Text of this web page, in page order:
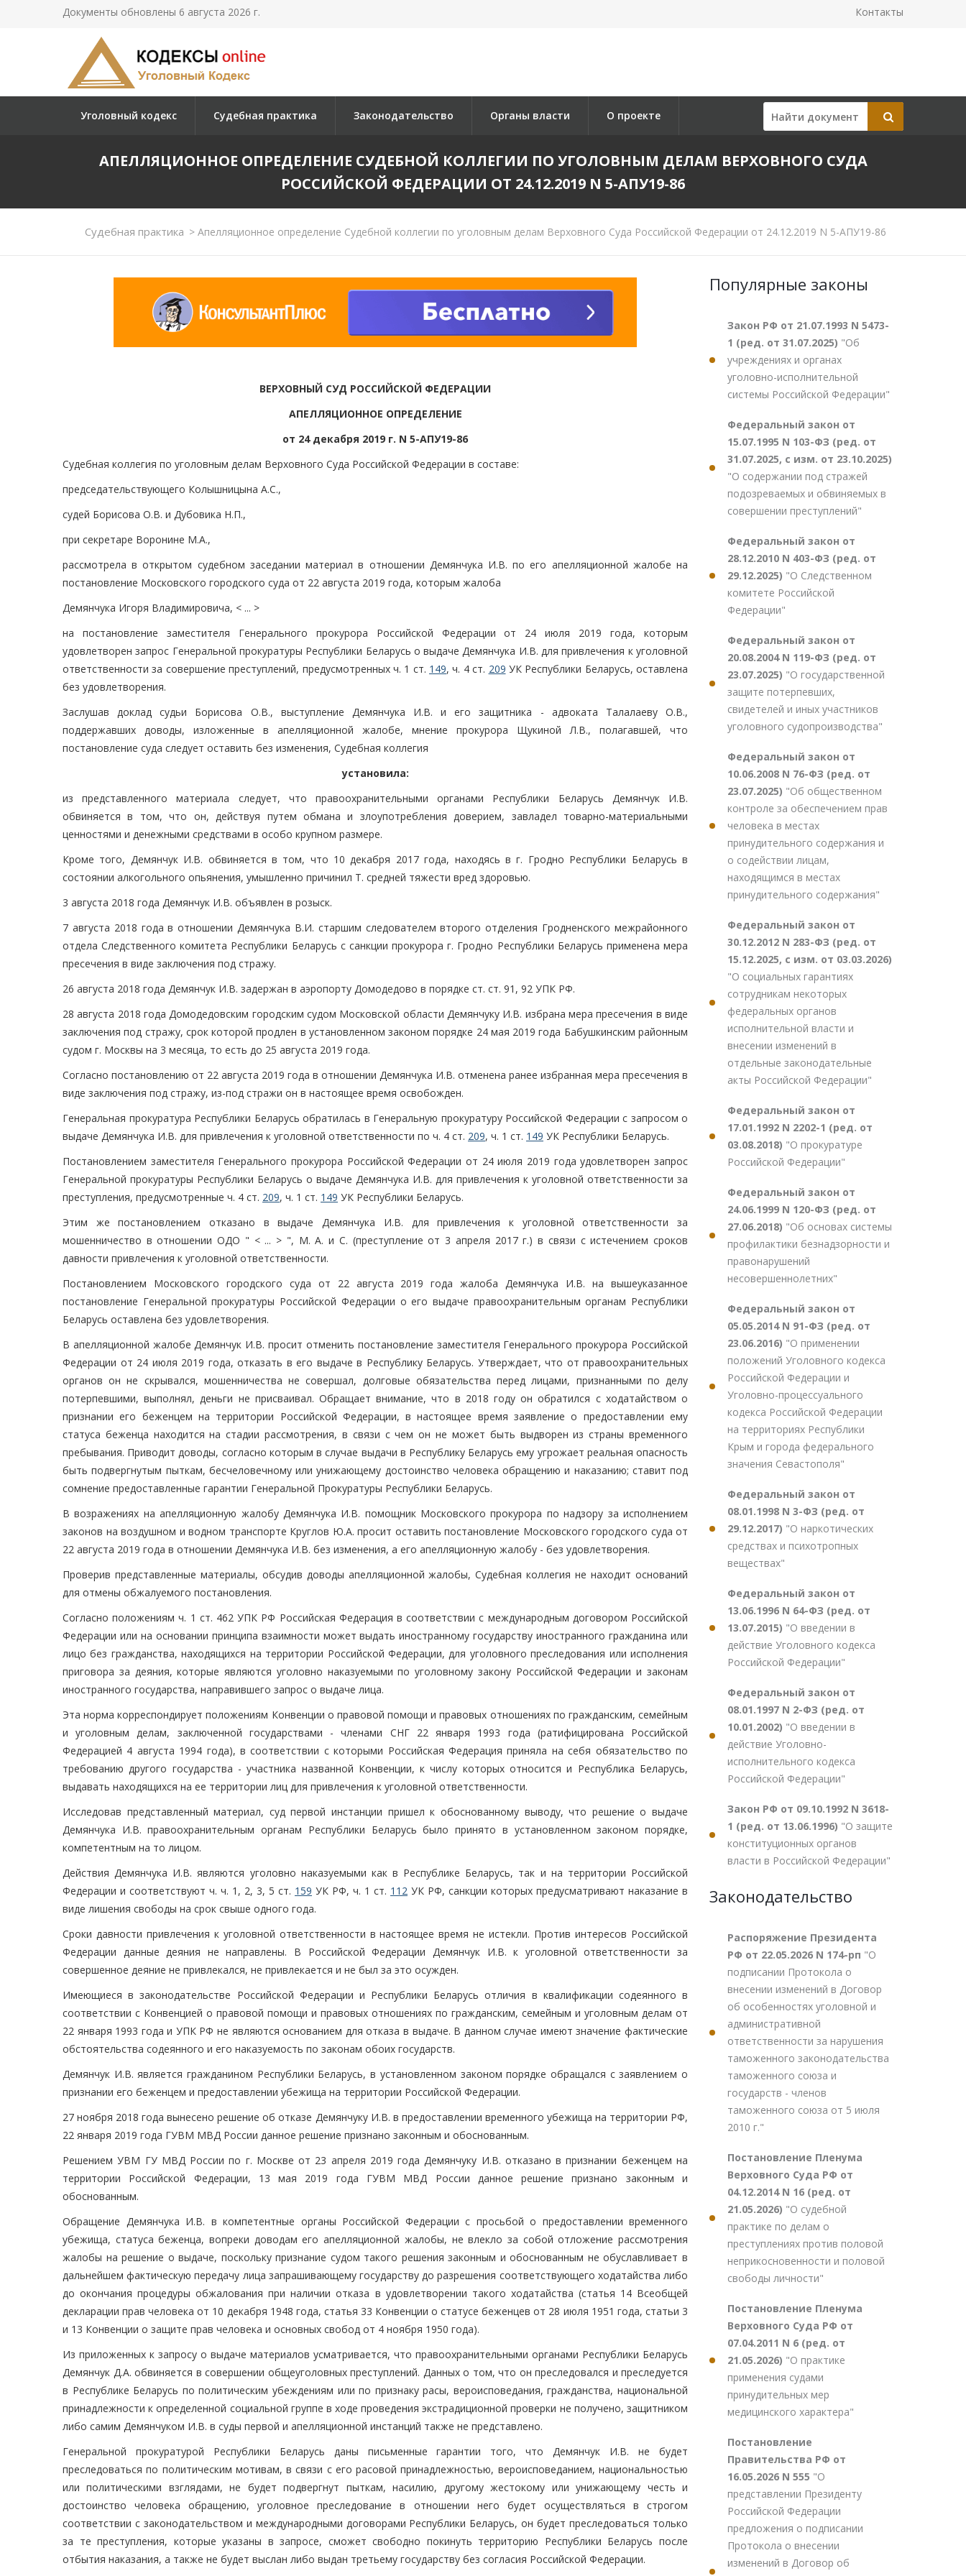
Документы обновлены 6 августа 2026 г. Контакты
Уголовный кодекс Судебная практика Законодательство Органы власти О проекте
АПЕЛЛЯЦИОННОЕ ОПРЕДЕЛЕНИЕ СУДЕБНОЙ КОЛЛЕГИИ ПО УГОЛОВНЫМ ДЕЛАМ ВЕРХОВНОГО СУДА
РОССИЙСКОЙ ФЕДЕРАЦИИ ОТ 24.12.2019 N 5-АПУ19-86
Судебная практика > Апелляционное определение Судебной коллегии по уголовным делам Верховного Суда Российской Федерации от 24.12.2019 N 5-АПУ19-86
ВЕРХОВНЫЙ СУД РОССИЙСКОЙ ФЕДЕРАЦИИ
АПЕЛЛЯЦИОННОЕ ОПРЕДЕЛЕНИЕ
от 24 декабря 2019 г. N 5-АПУ19-86
Судебная коллегия по уголовным делам Верховного Суда Российской Федерации в составе:
председательствующего Колышницына А.С.,
судей Борисова О.В. и Дубовика Н.П.,
при секретаре Воронине М.А.,
рассмотрела в открытом судебном заседании материал в отношении Демянчука И.В. по его апелляционной жалобе на
постановление Московского городского суда от 22 августа 2019 года, которым жалоба
Демянчука Игоря Владимировича, < ... >
на постановление заместителя Генерального прокурора Российской Федерации от 24 июля 2019 года, которым
удовлетворен запрос Генеральной прокуратуры Республики Беларусь о выдаче Демянчука И.В. для привлечения к уголовной
ответственности за совершение преступлений, предусмотренных ч. 1 ст. 149, ч. 4 ст. 209 УК Республики Беларусь, оставлена
без удовлетворения.
Заслушав доклад судьи Борисова О.В., выступление Демянчука И.В. и его защитника - адвоката Талалаеву О.В.,
поддержавших доводы, изложенные в апелляционной жалобе, мнение прокурора Щукиной Л.В., полагавшей, что
постановление суда следует оставить без изменения, Судебная коллегия
установила:
из представленного материала следует, что правоохранительными органами Республики Беларусь Демянчук И.В.
обвиняется в том, что он, действуя путем обмана и злоупотребления доверием, завладел товарно-материальными
ценностями и денежными средствами в особо крупном размере.
Кроме того, Демянчук И.В. обвиняется в том, что 10 декабря 2017 года, находясь в г. Гродно Республики Беларусь в
состоянии алкогольного опьянения, умышленно причинил Т. средней тяжести вред здоровью.
3 августа 2018 года Демянчук И.В. объявлен в розыск.
7 августа 2018 года в отношении Демянчука В.И. старшим следователем второго отделения Гродненского межрайонного
отдела Следственного комитета Республики Беларусь с санкции прокурора г. Гродно Республики Беларусь применена мера
пресечения в виде заключения под стражу.
26 августа 2018 года Демянчук И.В. задержан в аэропорту Домодедово в порядке ст. ст. 91, 92 УПК РФ.
28 августа 2018 года Домодедовским городским судом Московской области Демянчуку И.В. избрана мера пресечения в виде
заключения под стражу, срок которой продлен в установленном законом порядке 24 мая 2019 года Бабушкинским районным
судом г. Москвы на 3 месяца, то есть до 25 августа 2019 года.
Согласно постановлению от 22 августа 2019 года в отношении Демянчука И.В. отменена ранее избранная мера пресечения в
виде заключения под стражу, из-под стражи он в настоящее время освобожден.
Генеральная прокуратура Республики Беларусь обратилась в Генеральную прокуратуру Российской Федерации с запросом о
выдаче Демянчука И.В. для привлечения к уголовной ответственности по ч. 4 ст. 209, ч. 1 ст. 149 УК Республики Беларусь.
Постановлением заместителя Генерального прокурора Российской Федерации от 24 июля 2019 года удовлетворен запрос
Генеральной прокуратуры Республики Беларусь о выдаче Демянчука И.В. для привлечения к уголовной ответственности за
преступления, предусмотренные ч. 4 ст. 209, ч. 1 ст. 149 УК Республики Беларусь.
Этим же постановлением отказано в выдаче Демянчука И.В. для привлечения к уголовной ответственности за
мошенничество в отношении ОДО " < ... > ", М. А. и С. (преступление от 3 апреля 2017 г.) в связи с истечением сроков
давности привлечения к уголовной ответственности.
Постановлением Московского городского суда от 22 августа 2019 года жалоба Демянчука И.В. на вышеуказанное
постановление Генеральной прокуратуры Российской Федерации о его выдаче правоохранительным органам Республики
Беларусь оставлена без удовлетворения.
В апелляционной жалобе Демянчук И.В. просит отменить постановление заместителя Генерального прокурора Российской
Федерации от 24 июля 2019 года, отказать в его выдаче в Республику Беларусь. Утверждает, что от правоохранительных
органов он не скрывался, мошенничества не совершал, долговые обязательства перед лицами, признанными по делу
потерпевшими, выполнял, деньги не присваивал. Обращает внимание, что в 2018 году он обратился с ходатайством о
признании его беженцем на территории Российской Федерации, в настоящее время заявление о предоставлении ему
статуса беженца находится на стадии рассмотрения, в связи с чем он не может быть выдворен из страны временного
пребывания. Приводит доводы, согласно которым в случае выдачи в Республику Беларусь ему угрожает реальная опасность
быть подвергнутым пыткам, бесчеловечному или унижающему достоинство человека обращению и наказанию; ставит под
сомнение предоставленные гарантии Генеральной Прокуратуры Республики Беларусь.
В возражениях на апелляционную жалобу Демянчука И.В. помощник Московского прокурора по надзору за исполнением
законов на воздушном и водном транспорте Круглов Ю.А. просит оставить постановление Московского городского суда от
22 августа 2019 года в отношении Демянчука И.В. без изменения, а его апелляционную жалобу - без удовлетворения.
Проверив представленные материалы, обсудив доводы апелляционной жалобы, Судебная коллегия не находит оснований
для отмены обжалуемого постановления.
Согласно положениям ч. 1 ст. 462 УПК РФ Российская Федерация в соответствии с международным договором Российской
Федерации или на основании принципа взаимности может выдать иностранному государству иностранного гражданина или
лицо без гражданства, находящихся на территории Российской Федерации, для уголовного преследования или исполнения
приговора за деяния, которые являются уголовно наказуемыми по уголовному закону Российской Федерации и законам
иностранного государства, направившего запрос о выдаче лица.
Эта норма корреспондирует положениям Конвенции о правовой помощи и правовых отношениях по гражданским, семейным
и уголовным делам, заключенной государствами - членами СНГ 22 января 1993 года (ратифицирована Российской
Федерацией 4 августа 1994 года), в соответствии с которыми Российская Федерация приняла на себя обязательство по
требованию другого государства - участника названной Конвенции, к числу которых относится и Республика Беларусь,
выдавать находящихся на ее территории лиц для привлечения к уголовной ответственности.
Исследовав представленный материал, суд первой инстанции пришел к обоснованному выводу, что решение о выдаче
Демянчука И.В. правоохранительным органам Республики Беларусь было принято в установленном законом порядке,
компетентным на то лицом.
Действия Демянчука И.В. являются уголовно наказуемыми как в Республике Беларусь, так и на территории Российской
Федерации и соответствуют ч. ч. 1, 2, 3, 5 ст. 159 УК РФ, ч. 1 ст. 112 УК РФ, санкции которых предусматривают наказание в
виде лишения свободы на срок свыше одного года.
Сроки давности привлечения к уголовной ответственности в настоящее время не истекли. Против интересов Российской
Федерации данные деяния не направлены. В Российской Федерации Демянчук И.В. к уголовной ответственности за
совершенное деяние не привлекался, не привлекается и не был за это осужден.
Имеющиеся в законодательстве Российской Федерации и Республики Беларусь отличия в квалификации содеянного в
соответствии с Конвенцией о правовой помощи и правовых отношениях по гражданским, семейным и уголовным делам от
22 января 1993 года и УПК РФ не являются основанием для отказа в выдаче. В данном случае имеют значение фактические
обстоятельства содеянного и его наказуемость по законам обоих государств.
Демянчук И.В. является гражданином Республики Беларусь, в установленном законом порядке обращался с заявлением о
признании его беженцем и предоставлении убежища на территории Российской Федерации.
27 ноября 2018 года вынесено решение об отказе Демянчуку И.В. в предоставлении временного убежища на территории РФ,
22 января 2019 года ГУВМ МВД России данное решение признано законным и обоснованным.
Решением УВМ ГУ МВД России по г. Москве от 23 апреля 2019 года Демянчуку И.В. отказано в признании беженцем на
территории Российской Федерации, 13 мая 2019 года ГУВМ МВД России данное решение признано законным и
обоснованным.
Обращение Демянчука И.В. в компетентные органы Российской Федерации с просьбой о предоставлении временного
убежища, статуса беженца, вопреки доводам его апелляционной жалобы, не влекло за собой отложение рассмотрения
жалобы на решение о выдаче, поскольку признание судом такого решения законным и обоснованным не обуславливает в
дальнейшем фактическую передачу лица запрашивающему государству до разрешения соответствующего ходатайства либо
до окончания процедуры обжалования при наличии отказа в удовлетворении такого ходатайства (статья 14 Всеобщей
декларации прав человека от 10 декабря 1948 года, статья 33 Конвенции о статусе беженцев от 28 июля 1951 года, статьи 3
и 13 Конвенции о защите прав человека и основных свобод от 4 ноября 1950 года).
Из приложенных к запросу о выдаче материалов усматривается, что правоохранительными органами Республики Беларусь
Демянчук Д.А. обвиняется в совершении общеуголовных преступлений. Данных о том, что он преследовался и преследуется
в Республике Беларусь по политическим убеждениям или по признаку расы, вероисповедания, гражданства, национальной
принадлежности к определенной социальной группе в ходе проведения экстрадиционной проверки не получено, защитником
либо самим Демянчуком И.В. в суды первой и апелляционной инстанций также не представлено.
Генеральной прокуратурой Республики Беларусь даны письменные гарантии того, что Демянчук И.В. не будет
преследоваться по политическим мотивам, в связи с его расовой принадлежностью, вероисповеданием, национальностью
или политическими взглядами, не будет подвергнут пыткам, насилию, другому жестокому или унижающему честь и
достоинство человека обращению, уголовное преследование в отношении него будет осуществляться в строгом
соответствии с законодательством и международными договорами Республики Беларусь, он будет преследоваться только
за те преступления, которые указаны в запросе, сможет свободно покинуть территорию Республики Беларусь после
отбытия наказания, а также не будет выслан либо выдан третьему государству без согласия Российской Федерации.
Популярные законы
Закон РФ от 21.07.1993 N 5473-
1 (ред. от 31.07.2025) "Об
учреждениях и органах
уголовно-исполнительной
системы Российской Федерации"
Федеральный закон от
15.07.1995 N 103-ФЗ (ред. от
31.07.2025, с изм. от 23.10.2025)
"О содержании под стражей
подозреваемых и обвиняемых в
совершении преступлений"
Федеральный закон от
28.12.2010 N 403-ФЗ (ред. от
29.12.2025) "О Следственном
комитете Российской
Федерации"
Федеральный закон от
20.08.2004 N 119-ФЗ (ред. от
23.07.2025) "О государственной
защите потерпевших,
свидетелей и иных участников
уголовного судопроизводства"
Федеральный закон от
10.06.2008 N 76-ФЗ (ред. от
23.07.2025) "Об общественном
контроле за обеспечением прав
человека в местах
принудительного содержания и
о содействии лицам,
находящимся в местах
принудительного содержания"
Федеральный закон от
30.12.2012 N 283-ФЗ (ред. от
15.12.2025, с изм. от 03.03.2026)
"О социальных гарантиях
сотрудникам некоторых
федеральных органов
исполнительной власти и
внесении изменений в
отдельные законодательные
акты Российской Федерации"
Федеральный закон от
17.01.1992 N 2202-1 (ред. от
03.08.2018) "О прокуратуре
Российской Федерации"
Федеральный закон от
24.06.1999 N 120-ФЗ (ред. от
27.06.2018) "Об основах системы
профилактики безнадзорности и
правонарушений
несовершеннолетних"
Федеральный закон от
05.05.2014 N 91-ФЗ (ред. от
23.06.2016) "О применении
положений Уголовного кодекса
Российской Федерации и
Уголовно-процессуального
кодекса Российской Федерации
на территориях Республики
Крым и города федерального
значения Севастополя"
Федеральный закон от
08.01.1998 N 3-ФЗ (ред. от
29.12.2017) "О наркотических
средствах и психотропных
веществах"
Федеральный закон от
13.06.1996 N 64-ФЗ (ред. от
13.07.2015) "О введении в
действие Уголовного кодекса
Российской Федерации"
Федеральный закон от
08.01.1997 N 2-ФЗ (ред. от
10.01.2002) "О введении в
действие Уголовно-
исполнительного кодекса
Российской Федерации"
Закон РФ от 09.10.1992 N 3618-
1 (ред. от 13.06.1996) "О защите
конституционных органов
власти в Российской Федерации"
Законодательство
Распоряжение Президента
РФ от 22.05.2026 N 174-рп "О
подписании Протокола о
внесении изменений в Договор
об особенностях уголовной и
административной
ответственности за нарушения
таможенного законодательства
таможенного союза и
государств - членов
таможенного союза от 5 июля
2010 г."
Постановление Пленума
Верховного Суда РФ от
04.12.2014 N 16 (ред. от
21.05.2026) "О судебной
практике по делам о
преступлениях против половой
неприкосновенности и половой
свободы личности"
Постановление Пленума
Верховного Суда РФ от
07.04.2011 N 6 (ред. от
21.05.2026) "О практике
применения судами
принудительных мер
медицинского характера"
Постановление
Правительства РФ от
16.05.2026 N 555 "О
представлении Президенту
Российской Федерации
предложения о подписании
Протокола о внесении
изменений в Договор об